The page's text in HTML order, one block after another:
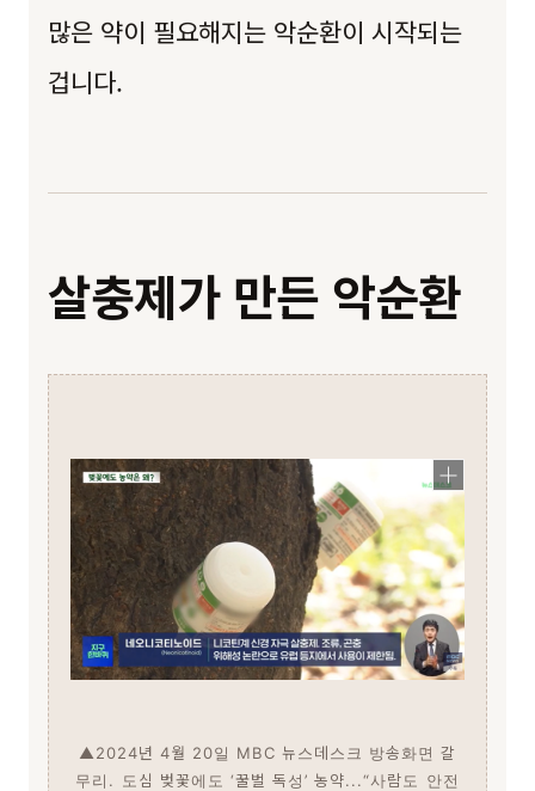
많은 약이 필요해지는 악순환이 시작되는
겁니다.
살충제가 만든 악순환
▲2024년 4월 20일 MBC 뉴스데스크 방송화면 갈
무리. 도심 벚꽃에도 ‘꿀벌 독성’ 농약...“사람도 안전